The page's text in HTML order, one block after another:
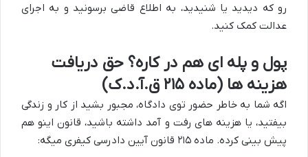
رو که دیدید یا شنیدید، به اطلاع قاضی برسونید و به اجرای
عدالت کمک کنید.
پول و پله ای هم در کاره؟ حق دریافت
هزینه ها (ماده ۲۱۵ ق.آ.د.ک)
اگه شما به خاطر حضور توی دادگاه، مجبور بشید از کار و زندگی
بیفتید، یا هزینه های رفت و آمد داشته باشید، قانون اینو هم
پیش بینی کرده. ماده ۲۱۵ قانون آیین دادرسی کیفری میگه: